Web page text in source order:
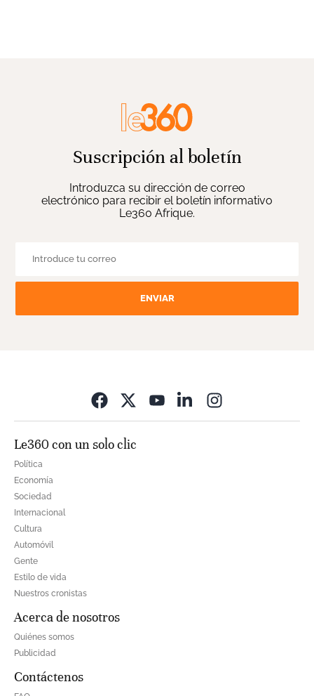
Suscripción al boletín
Introduzca su dirección de correo
electrónico para recibir el boletín informativo
Le360 Afrique.
ENVIAR
Le360 con un solo clic
Política
Economía
Sociedad
Internacional
Cultura
Automóvil
Gente
Estilo de vida
Nuestros cronistas
Acerca de nosotros
Quiénes somos
Publicidad
Contáctenos